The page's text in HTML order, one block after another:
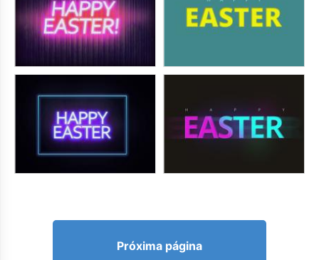
Próxima página